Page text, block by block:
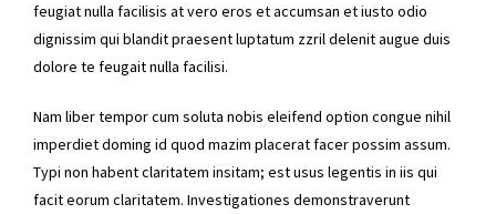
feugiat nulla facilisis at vero eros et accumsan et iusto odio
dignissim qui blandit praesent luptatum zzril delenit augue duis
dolore te feugait nulla facilisi.
Nam liber tempor cum soluta nobis eleifend option congue nihil
imperdiet doming id quod mazim placerat facer possim assum.
Typi non habent claritatem insitam; est usus legentis in iis qui
facit eorum claritatem. Investigationes demonstraverunt